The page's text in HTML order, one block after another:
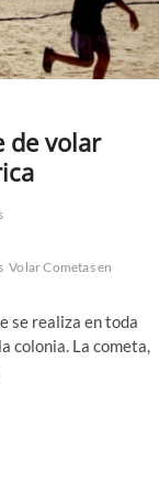
de volar
Volar Cometas en
se realiza en toda
colonia. La cometa,